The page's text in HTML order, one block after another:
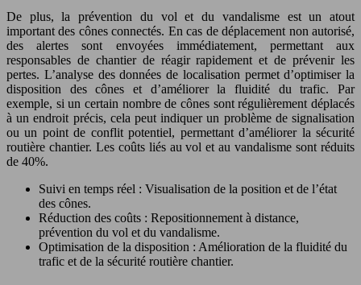
De plus, la prévention du vol et du vandalisme est un atout
important des cônes connectés. En cas de déplacement non autorisé,
des alertes sont envoyées immédiatement, permettant aux
responsables de chantier de réagir rapidement et de prévenir les
pertes. L’analyse des données de localisation permet d’optimiser la
disposition des cônes et d’améliorer la fluidité du trafic. Par
exemple, si un certain nombre de cônes sont régulièrement déplacés
à un endroit précis, cela peut indiquer un problème de signalisation
ou un point de conflit potentiel, permettant d’améliorer la sécurité
routière chantier. Les coûts liés au vol et au vandalisme sont réduits
de 40%.
Suivi en temps réel : Visualisation de la position et de l’état
des cônes.
Réduction des coûts : Repositionnement à distance,
prévention du vol et du vandalisme.
Optimisation de la disposition : Amélioration de la fluidité du
trafic et de la sécurité routière chantier.